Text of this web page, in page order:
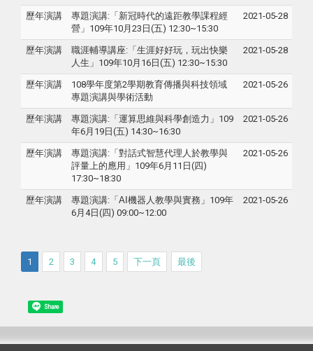
歷年演講
專題演講:「新冠時代的遠距教學課程經
營」109年10月23日(五) 12:30~15:30
2021-05-28
歷年演講
職涯輔導講座:「生涯好好玩，玩出快樂
人生」109年10月16日(五) 12:30~15:30
2021-05-28
歷年演講
108學年度第2學期教育傳播與科技領域
專題演講與學術活動
2021-05-26
歷年演講 專題演講:「運算思維與科學創造力 」109
年6月19日(五) 14:30~16:30
2021-05-26
歷年演講
專題演講:「對話式智慧代理人於教學與
評量上的應用」109年6月11日(四)
17:30~18:30
2021-05-26
歷年演講 專題演講:「AI機器人教學與實務 」109年
6月4日(四) 09:00~12:00
2021-05-26
1 2 3 4 5 下一頁 最後
Share